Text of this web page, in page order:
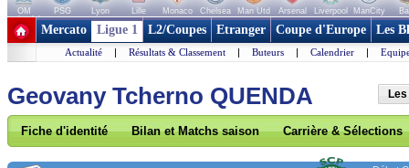
OM PSG Lyon Lille Monaco Chelsea Man Utd Arsenal Liverpool ManCity
+ de clubs
Mercato Ligue 1 L2/Coupes Etranger Coupe d'Europe Les
Actualité | Résultats & Classement | Buteurs | Calendrier |
Geovany Tcherno QUENDA
Fiche d'identité Bilan et Matchs saison Carrière & Sélections